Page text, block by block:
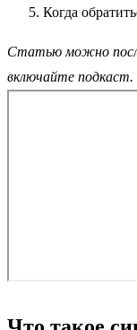
Когда
Статью можно
включайте подкаст.